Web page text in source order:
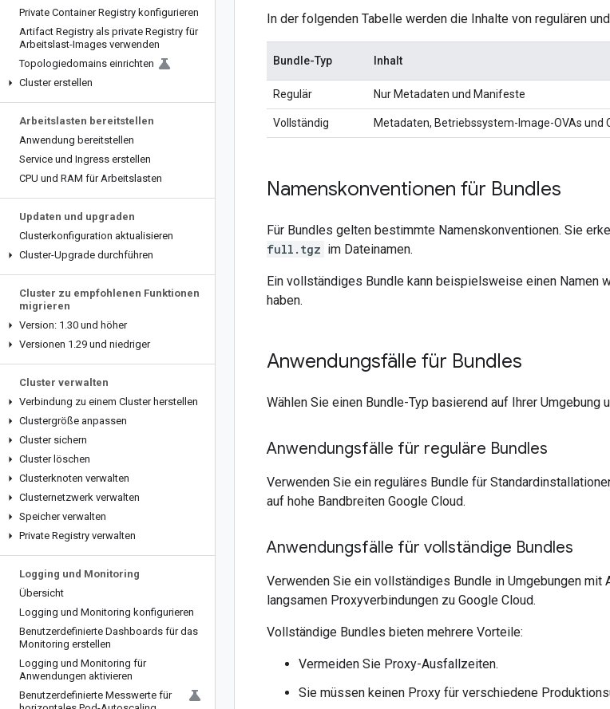
Private Container Registry konfigurieren
Artifact Registry als private Registry für
Arbeitslast-Images verwenden
Topologiedomains einrichten
Cluster erstellen
Arbeitslasten bereitstellen
Anwendung bereitstellen
Service und Ingress erstellen
CPU und RAM für Arbeitslasten
Updaten und upgraden
Clusterkonfiguration aktualisieren
Cluster-Upgrade durchführen
Cluster zu empfohlenen Funktionen
migrieren
Version: 1 .30 und höher
Versionen 1 .29 und niedriger
Cluster verwalten
Verbindung zu einem Cluster herstellen
Clustergröße anpassen
Cluster sichern
Cluster löschen
Clusterknoten verwalten
Clusternetzwerk verwalten
Speicher verwalten
Private Registry verwalten
Logging und Monitoring
Übersicht
Logging und Monitoring konfigurieren
Benutzerdefinierte Dashboards für das
Monitoring erstellen
Logging und Monitoring für
Anwendungen aktivieren
Benutzerdefinierte Messwerte für
In der folgenden Tabelle werden die Inhalte von regulären
Bundle-Typ Inhalt
Regulär Nur Metadaten und Manifeste
Vollständig Metadaten, Betriebssystem-Image-OVAs und
Namenskonventionen für Bundles
Für Bundles gelten bestimmte Namenskonventionen. Sie
full.tgz im Dateinamen.
Ein vollständiges Bundle kann beispielsweise einen Namen
haben.
Anwendungsfälle für Bundles
Wählen Sie einen Bundle-Typ basierend auf Ihrer Umgebung
Anwendungsfälle für reguläre Bundles
Verwenden Sie ein reguläres Bundle für
auf hohe Bandbreiten Google Cloud.
Anwendungsfälle für vollständige Bundles
Verwenden Sie ein vollständiges Bundle in Umgebungen
langsamen Proxyverbindungen zu Google Cloud.
Vollständige Bundles bieten mehrere Vorteile:
Vermeiden Sie Proxy-Ausfallzeiten.
Sie müssen keinen Proxy für verschiedene